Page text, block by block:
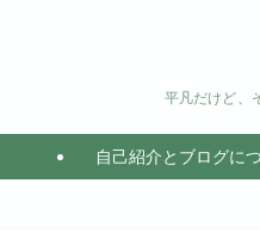
平凡だけど、
自己紹介とブログに